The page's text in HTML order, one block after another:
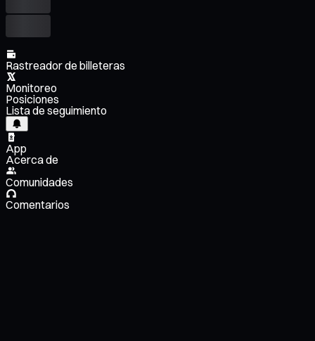
Rastreador de billeteras
Monitoreo
Posiciones
Lista de seguimiento
App
Acerca de
Comunidades
Comentarios